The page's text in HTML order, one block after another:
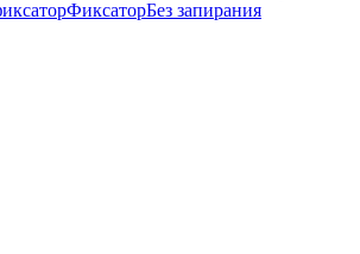
ФиксаторБез запирания